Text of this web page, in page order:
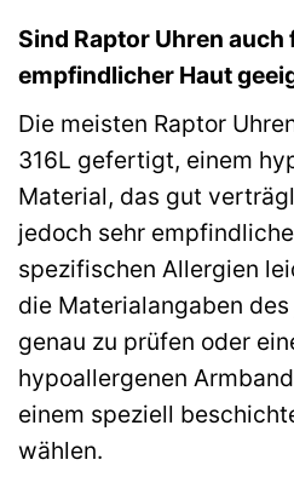
Sind Raptor Uhren
empfindlicher Haut
Die meisten Raptor
316L gefertigt, einem
Material, das gut
jedoch sehr
spezifischen Allergien
die Materialangaben
genau zu prüfen oder
hypoallergenen
einem speziell
wählen.